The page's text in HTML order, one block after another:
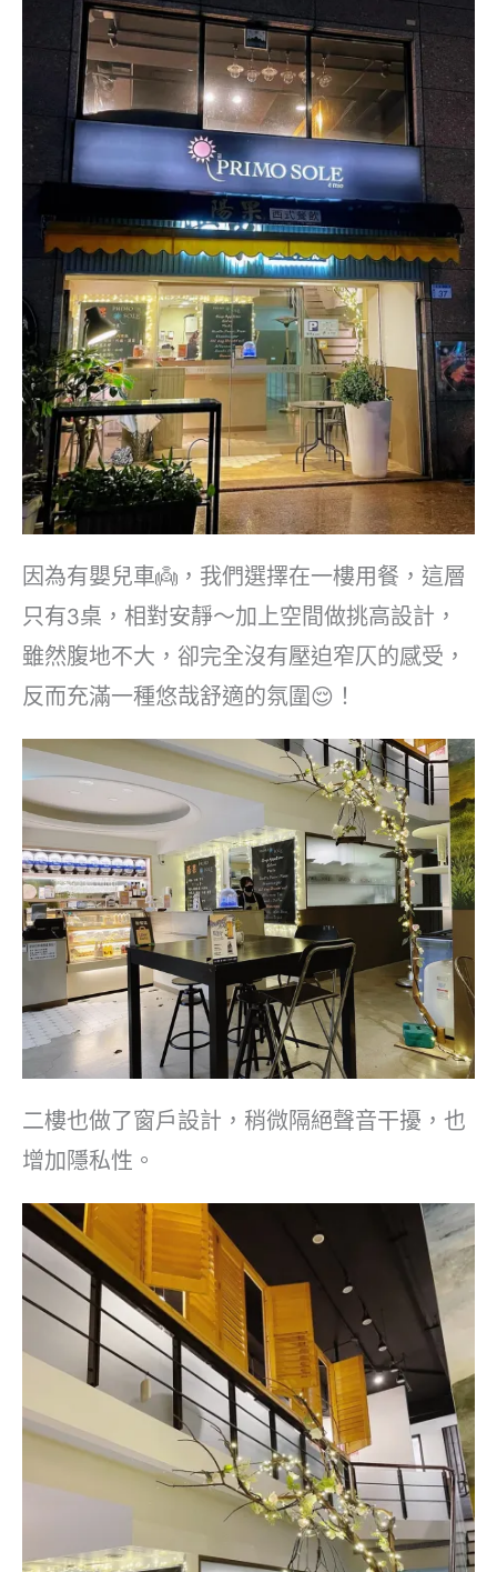
因為有嬰兒車👼，我們選擇在一樓用餐，這層
只有3桌，相對安靜～加上空間做挑高設計，
雖然腹地不大，卻完全沒有壓迫窄仄的感受，
反而充滿一種悠哉舒適的氛圍😌！
二樓也做了窗戶設計，稍微隔絕聲音干擾，也
增加隱私性。